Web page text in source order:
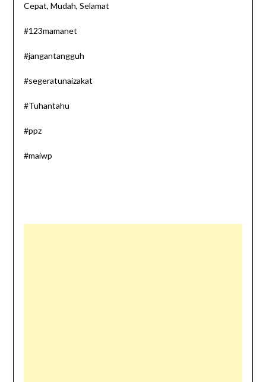
Cepat, Mudah, Selamat
#123mamanet
#jangantangguh
#segeratunaizakat
#Tuhantahu
#ppz
#maiwp